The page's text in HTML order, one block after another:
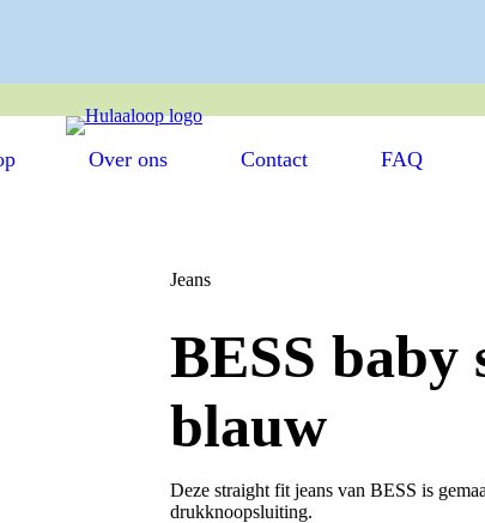
Over ons Contact FAQ
Jeans
BESS
blauw
Deze straight fit jeans van BESS is
drukknoopsluiting.